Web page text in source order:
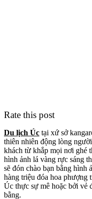
Rate this post
Du lịch Úc tại xứ sở
thiên nhiên động lòng
khách từ khắp mọi nơi ghé
hình ảnh lá vàng rực sáng
sẽ đón chào bạn bằng
hàng triệu đóa hoa
Úc thực sự mê hoặc bởi vẻ
bằng.